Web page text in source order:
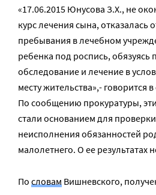
«17.06.2015 Юнусова З.Х., не
курс лечения сына, отказалась
пребывания в лечебном
ребенка под роспись,
обследование и лечение в
месту жительства»,- говорится
По сообщению прокуратуры,
стали основанием для
неисполнения обязанностей
малолетнего. О ее результатах
По словам Вишневского,